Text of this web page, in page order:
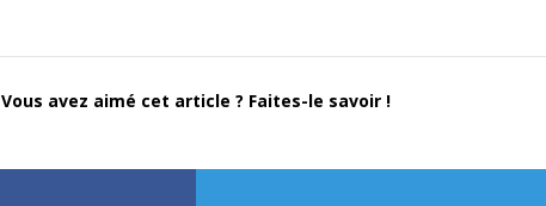
Vous avez aimé cet article ? Faites-le savoir !